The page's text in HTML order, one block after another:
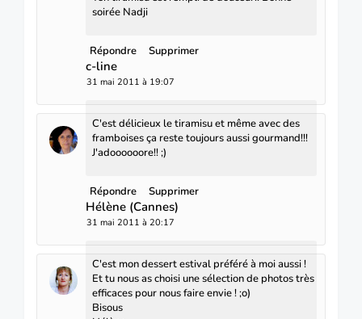
soirée Nadji
Répondre Supprimer
c-line
31 mai 2011 à 19:07
C'est délicieux le tiramisu et même avec des
framboises ça reste toujours aussi gourmand!!!
J'adoooooore!! ;)
Répondre Supprimer
Hélène (Cannes)
31 mai 2011 à 20:17
C'est mon dessert estival préféré à moi aussi !
Et tu nous as choisi une sélection de photos très
efficaces pour nous faire envie ! ;o)
Bisous